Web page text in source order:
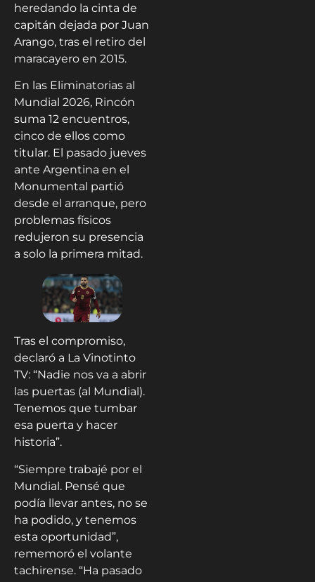
heredando la cinta de
capitán dejada por Juan
Arango, tras el retiro del
maracayero en 2015.
En las Eliminatorias al
Mundial 2026, Rincón
suma 12 encuentros,
cinco de ellos como
titular. El pasado jueves
ante Argentina en el
Monumental partió
desde el arranque, pero
problemas físicos
redujeron su presencia
a solo la primera mitad.
Tras el compromiso,
declaró a La Vinotinto
TV: “Nadie nos va a abrir
las puertas (al Mundial).
Tenemos que tumbar
esa puerta y hacer
historia”.
“Siempre trabajé por el
Mundial. Pensé que
podía llevar antes, no se
ha podido, y tenemos
esta oportunidad”,
rememoró el volante
tachirense. “Ha pasado